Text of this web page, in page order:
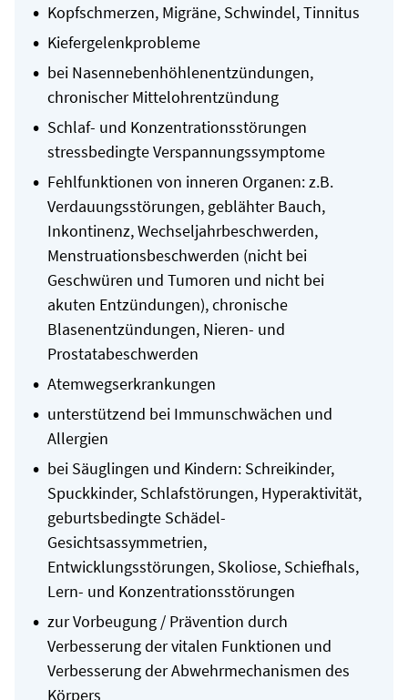
Kopfschmerzen, Migräne, Schwindel, Tinnitus
Kiefergelenkprobleme
bei Nasennebenhöhlenentzündungen,
chronischer Mittelohrentzündung
Schlaf- und Konzentrationsstörungen
stressbedingte Verspannungssymptome
Fehlfunktionen von inneren Organen: z.B.
Verdauungsstörungen, geblähter Bauch,
Inkontinenz, Wechseljahrbeschwerden,
Menstruationsbeschwerden (nicht bei
Geschwüren und Tumoren und nicht bei
akuten Entzündungen), chronische
Blasenentzündungen, Nieren- und
Prostatabeschwerden
Atemwegserkrankungen
unterstützend bei Immunschwächen und
Allergien
bei Säuglingen und Kindern: Schreikinder,
Spuckkinder, Schlafstörungen, Hyperaktivität,
geburtsbedingte Schädel-
Gesichtsassymmetrien,
Entwicklungsstörungen, Skoliose, Schiefhals,
Lern- und Konzentrationsstörungen
zur Vorbeugung / Prävention durch
Verbesserung der vitalen Funktionen und
Verbesserung der Abwehrmechanismen des
Körpers